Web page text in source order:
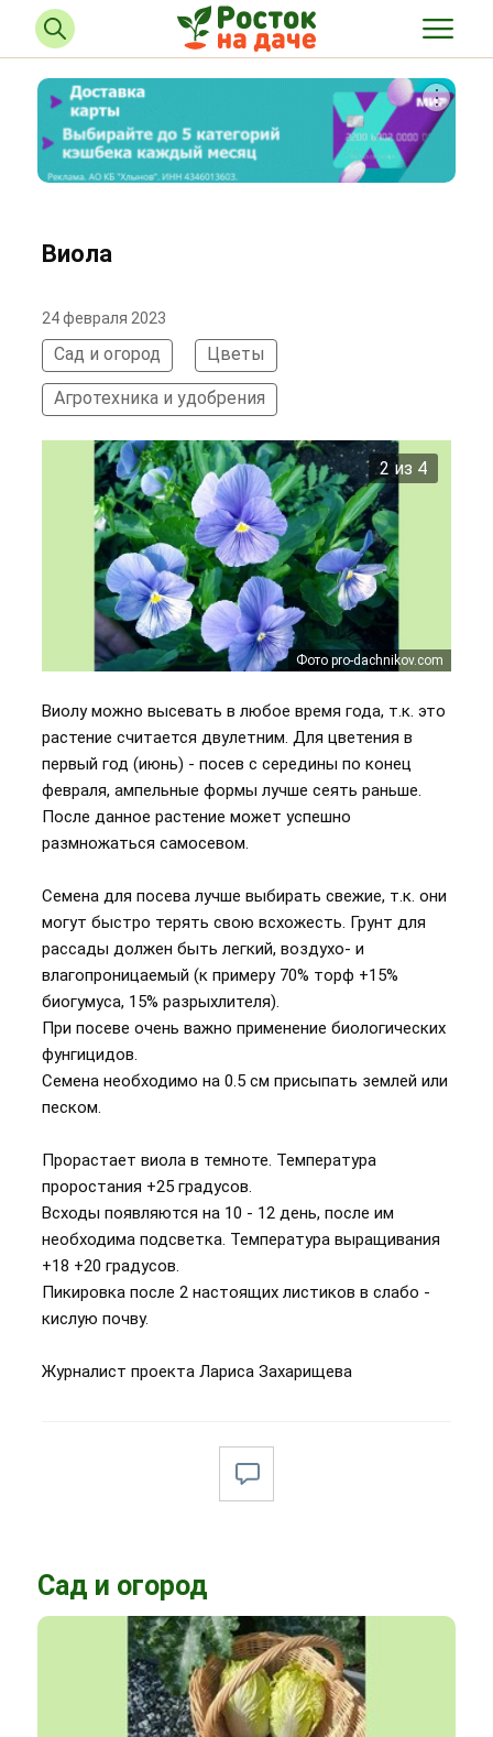
Виола
24 февраля 2023
Сад и огород Цветы
Агротехника и удобрения
2 из 4
Фото zazakupkami.ru
Фото pro-dachnikov.com
Фото pro-dachnikov.com
Фото sveklon.ru
Виолу можно высевать в любое время года, т.к. это
растение считается двулетним. Для цветения в
первый год (июнь) - посев с середины по конец
февраля, ампельные формы лучше сеять раньше.
После данное растение может успешно
размножаться самосевом.
Семена для посева лучше выбирать свежие, т.к. они
могут быстро терять свою всхожесть. Грунт для
рассады должен быть легкий, воздухо- и
влагопроницаемый (к примеру 70% торф +15%
биогумуса, 15% разрыхлителя).
При посеве очень важно применение биологических
фунгицидов.
Семена необходимо на 0.5 см присыпать землей или
песком.
Прорастает виола в темноте. Температура
проростания +25 градусов.
Всходы появляются на 10 - 12 день, после им
необходима подсветка. Температура выращивания
+18 +20 градусов.
Пикировка после 2 настоящих листиков в слабо -
кислую почву.
Журналист проекта Лариса Захарищева
Сад и огород